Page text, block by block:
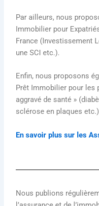
Par ailleurs, nous
Immobilier pour
France (Investissement
une SCI etc.).
Enfin, nous proposons
Prêt Immobilier pour les
aggravé de santé »
sclérose en plaques
En savoir plus sur les
Nous publions